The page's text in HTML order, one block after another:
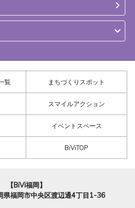
覧 まちづくりスポット
スマイルアクション
イベントスペース
BiViTOP
【BiVi福岡】
県福岡市中央区渡辺通4丁目1-36